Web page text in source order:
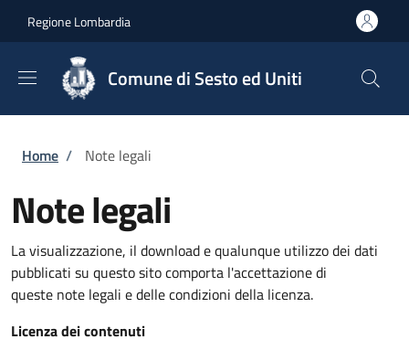
Regione Lombardia
Comune di Sesto ed Uniti
Briciole di pane
Home / Note legali
Note legali
La visualizzazione, il download e qualunque utilizzo dei dati
pubblicati su questo sito comporta l'accettazione di
queste note legali e delle condizioni della licenza.
Licenza dei contenuti